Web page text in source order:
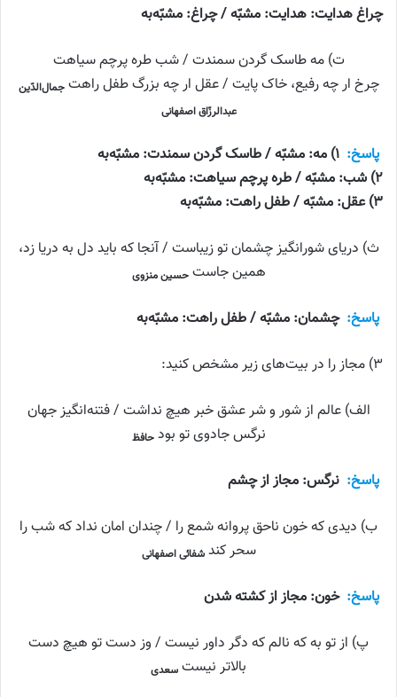
چراغ هدایت: هدایت: مشبّه / چراغ: مشبّه‌به
ت) مه طاسک گردن سمندت / شب طره پرچم سیاهت
چرخ ار چه رفیع، خاک پایت / عقل ار چه بزرگ طفل راهتجمال‌الدّین
عبدالرزّاق اصفهانی
پاسخ: ۱) مه: مشبّه / طاسک گردن سمندت: مشبّه‌به
۲) شب: مشبّه / طره پرچم سیاهت: مشبّه‌به
۳) عقل: مشبّه / طفل راهت: مشبّه‌به
ث) دریای شورانگیز چشمان تو زیباست / آنجا که باید دل به دریا زد،
همین جاستحسین منزوی
پاسخ: چشمان: مشبّه / طفل راهت: مشبّه‌به
۳) مجاز را در بیت‌های زیر مشخص کنید:
الف) عالم از شور و شر عشق خبر هیچ نداشت / فتنه‌انگیز جهان
نرگس جادوی تو بودحافظ
پاسخ: نرگس: مجاز از چشم
ب) دیدی که خون ناحق پروانه شمع را / چندان امان نداد که شب را
سحر کندشفائی اصفهانی
پاسخ: خون: مجاز از کشته شدن
پ) از تو به که نالم که دگر داور نیست / وز دست تو هیچ دست
بالاتر نیست سعدی